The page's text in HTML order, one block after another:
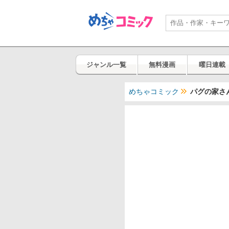
ジャンル一覧 無料漫画 曜日連載
めちゃコミック パグの家さ